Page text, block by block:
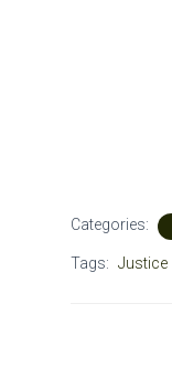
Categories:
Tags: Justice